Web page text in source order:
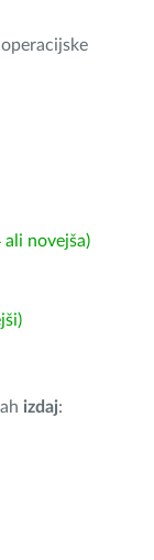
ali novejša)
izdaj: